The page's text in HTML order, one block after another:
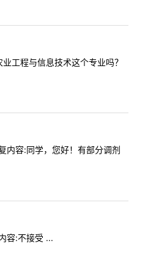
工程与信息技术这个专业吗？
容:同学，您好！有部分调剂
容:不接受 ...